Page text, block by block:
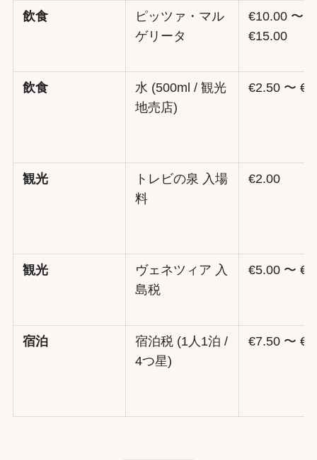
飲食
ピッツァ・マル
ゲリータ
€10.00 〜
€15.00
飲食
水 (500ml / 観光
地売店)
€2.50 〜
観光
トレビの泉 入場
料
€2.00
観光
ヴェネツィア 入
島税
€5.00 〜
宿泊
宿泊税 (1人1泊 /
4つ星)
€7.50 〜